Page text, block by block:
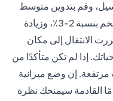
وقم بتدوين متوسط
النفقات الشهرية، وزيادة الإيجار، والتضخم بنسبة 2-3٪، وزيادة
الانتقال إلى مكان
إذا لم تكن متأكدًا من
مرتفعة. إن وضع ميزانية
لحياتك على مدى الـ 30-40 عامًا القادمة سيمنحك نظرة